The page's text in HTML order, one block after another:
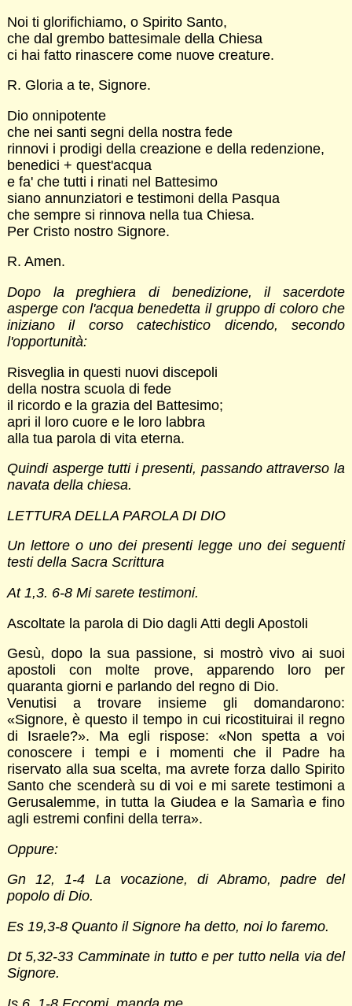
Noi ti glorifichiamo, o Spirito Santo,
che dal grembo battesimale della Chiesa
ci hai fatto rinascere come nuove creature.
R. Gloria a te, Signore.
Dio onnipotente
che nei santi segni della nostra fede
rinnovi i prodigi della creazione e della redenzione,
benedici + quest'acqua
e fa' che tutti i rinati nel Battesimo
siano annunziatori e testimoni della Pasqua
che sempre si rinnova nella tua Chiesa.
Per Cristo nostro Signore.
R. Amen.
Dopo la preghiera di benedizione, il sacerdote
asperge con l'acqua benedetta il gruppo di coloro che
iniziano il corso catechistico dicendo, secondo
l'opportunità:
Risveglia in questi nuovi discepoli
della nostra scuola di fede
il ricordo e la grazia del Battesimo;
apri il loro cuore e le loro labbra
alla tua parola di vita eterna.
Quindi asperge tutti i presenti, passando attraverso la
navata della chiesa.
LETTURA DELLA PAROLA DI DIO
Un lettore o uno dei presenti legge uno dei seguenti
testi della Sacra Scrittura
At 1,3. 6-8 Mi sarete testimoni.
Ascoltate la parola di Dio dagli Atti degli Apostoli
Gesù, dopo la sua passione, si mostrò vivo ai suoi
apostoli con molte prove, apparendo loro per
quaranta giorni e parlando del regno di Dio.
Venutisi a trovare insieme gli domandarono:
«Signore, è questo il tempo in cui ricostituirai il regno
di Israele?». Ma egli rispose: «Non spetta a voi
conoscere i tempi e i momenti che il Padre ha
riservato alla sua scelta, ma avrete forza dallo Spirito
Santo che scenderà su di voi e mi sarete testimoni a
Gerusalemme, in tutta la Giudea e la Samarìa e fino
agli estremi confini della terra».
Oppure:
Gn 12, 1-4 La vocazione, di Abramo, padre del
popolo di Dio.
Es 19,3-8 Quanto il Signore ha detto, noi lo faremo.
Dt 5,32-33 Camminate in tutto e per tutto nella via del
Signore.